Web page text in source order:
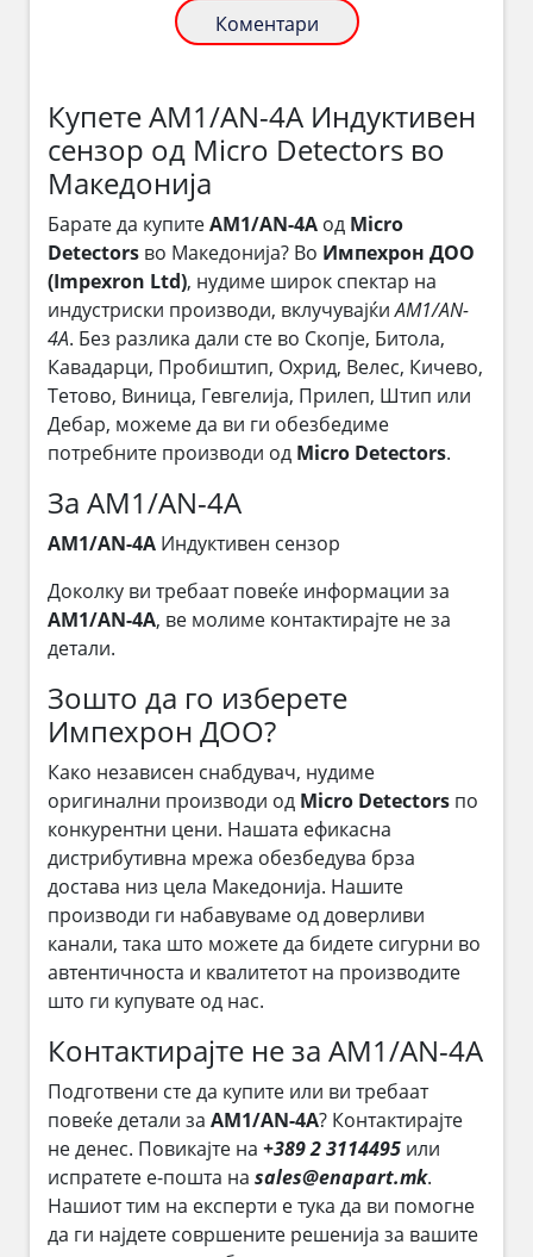
Коментари
Купете AM1/AN-4A Индуктивен
сензор од Micro Detectors во
Македонија
Барате да купитеAM1/AN-4A од Micro
Detectors во Македонија? Во Импехрон ДОО
(Impexron Ltd), нудиме широк спектар на
индустриски производи, вклучувајќиAM1/AN-
4A. Без разлика дали сте во Скопје, Битола,
Кавадарци, Пробиштип, Охрид, Велес, Кичево,
Тетово, Виница, Гевгелија, Прилеп, Штип или
Дебар, можеме да ви ги обезбедиме
потребните производи од Micro Detectors.
За AM1/AN-4A
AM1/AN-4A Индуктивен сензор
Доколку ви требаат повеќе информации за
AM1/AN-4A, ве молиме контактирајте не за
детали.
Зошто да го изберете
Импехрон ДОО?
Како независен снабдувач, нудиме
оригинални производи од Micro Detectors по
конкурентни цени. Нашата ефикасна
дистрибутивна мрежа обезбедува брза
достава низ цела Македонија. Нашите
производи ги набавуваме од доверливи
канали, така што можете да бидете сигурни во
автентичноста и квалитетот на производите
што ги купувате од нас.
Контактирајте не за AM1/AN-4A
Подготвени сте да купите или ви требаат
повеќе детали за AM1/AN-4A? Контактирајте
не денес. Повикајте на +389 2 3114495 или
испратете е-пошта на sales@enapart.mk.
Нашиот тим на експерти е тука да ви помогне
да ги најдете совршените решенија за вашите